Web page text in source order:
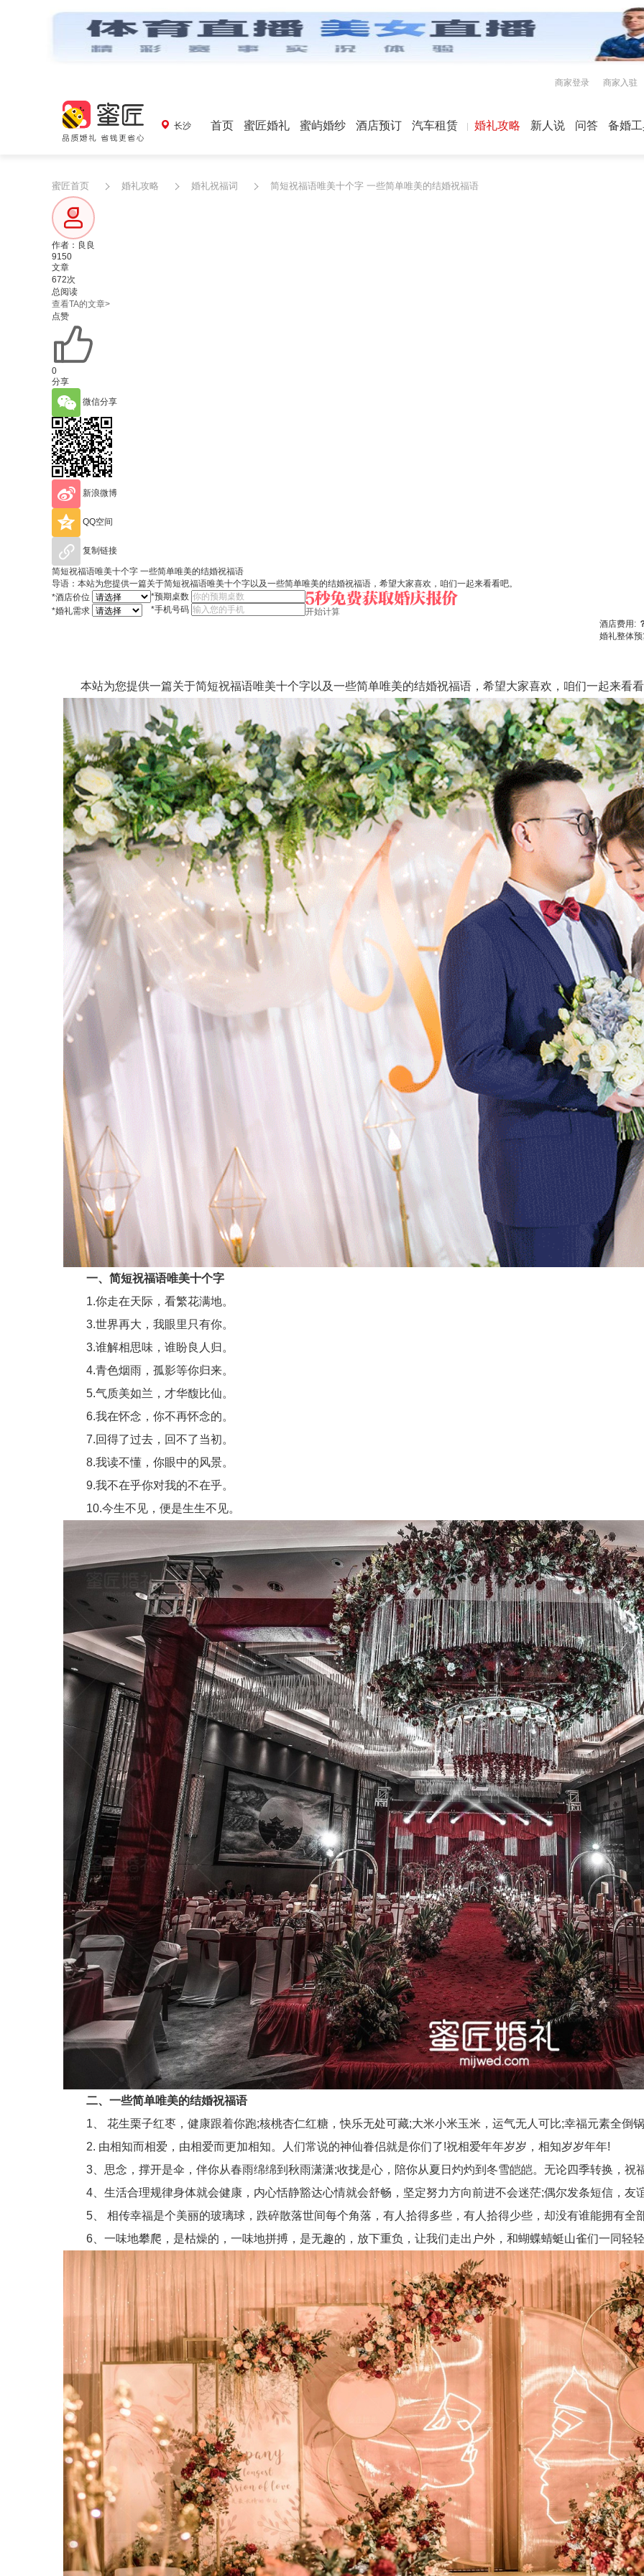
商家登录 商家入驻
长沙 首页 蜜匠婚礼 蜜屿婚纱 酒店预订 汽车租赁 婚礼攻略 新人说 问答 备婚
蜜匠首页 婚礼攻略 婚礼祝福词 简短祝福语唯美十个字 一些简单唯美的结婚祝福语
作者：良良
9150
文章
672次
总阅读
查看TA的文章>
点赞
0
分享
微信分享
新浪微博
QQ空间
复制链接
简短祝福语唯美十个字 一些简单唯美的结婚祝福语
导语：本站为您提供一篇关于简短祝福语唯美十个字以及一些简单唯美的结婚祝福语，希望大家喜欢，咱们一起来看看吧。
*酒店价位
*婚礼需求
*预期桌数
*手机号码
开始计算
酒店费用:
婚礼整体
本站为您提供一篇关于简短祝福语唯美十个字以及一些简单唯美的结婚祝福语，希望大家喜欢，咱们一起来看
一、简短祝福语唯美十个字
1.你走在天际，看繁花满地。
3.世界再大，我眼里只有你。
3.谁解相思味，谁盼良人归。
4.青色烟雨，孤影等你归来。
5.气质美如兰，才华馥比仙。
6.我在怀念，你不再怀念的。
7.回得了过去，回不了当初。
8.我读不懂，你眼中的风景。
9.我不在乎你对我的不在乎。
10.今生不见，便是生生不见。
二、一些简单唯美的结婚祝福语
1、 花生栗子红枣，健康跟着你跑;核桃杏仁红糖，快乐无处可藏;大米小米玉米，运气无人可比;幸福元素全倒
2. 由相知而相爱，由相爱而更加相知。人们常说的神仙眷侣就是你们了!祝相爱年年岁岁，相知岁岁年年!
3、思念，撑开是伞，伴你从春雨绵绵到秋雨潇潇;收拢是心，陪你从夏日灼灼到冬雪皑皑。无论四季转换，祝
4、生活合理规律身体就会健康，内心恬静豁达心情就会舒畅，坚定努力方向前进不会迷茫;偶尔发条短信，友
5、 相传幸福是个美丽的玻璃球，跌碎散落世间每个角落，有人拾得多些，有人拾得少些，却没有谁能拥有全
6、一味地攀爬，是枯燥的，一味地拼搏，是无趣的，放下重负，让我们走出户外，和蝴蝶蜻蜓山雀们一同轻